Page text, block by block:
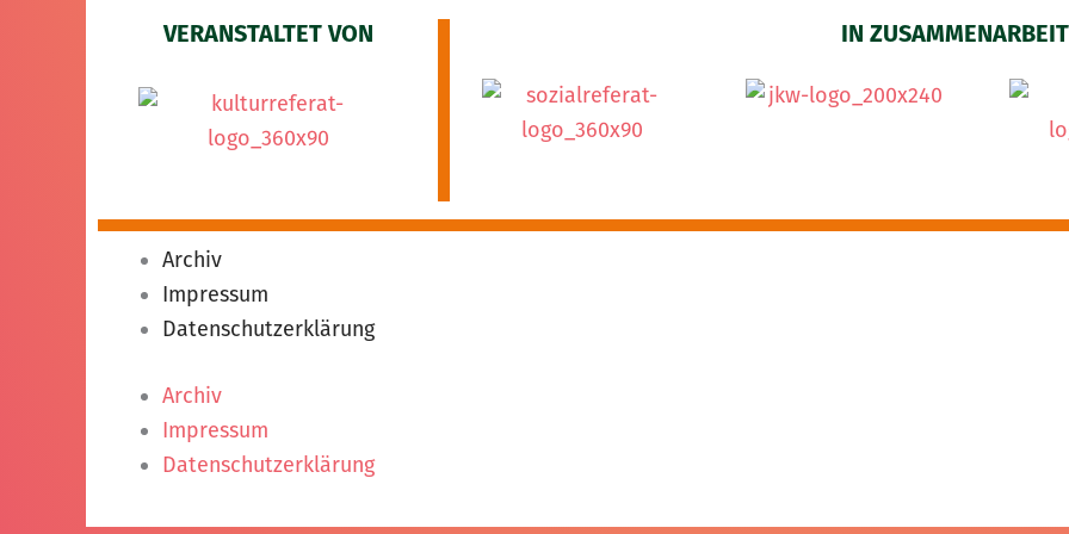
VERANSTALTET VON IN
Archiv
Impressum
Datenschutzerklärung
Archiv
Impressum
Datenschutzerklärung